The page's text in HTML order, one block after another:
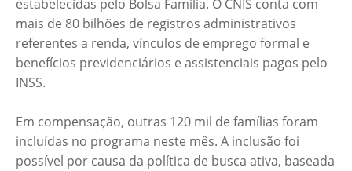
estabelecidas pelo Bolsa Família. O CNIS conta com
mais de 80 bilhões de registros administrativos
referentes a renda, vínculos de emprego formal e
benefícios previdenciários e assistenciais pagos pelo
INSS.
Em compensação, outras 120 mil de famílias foram
incluídas no programa neste mês. A inclusão foi
possível por causa da política de busca ativa, baseada